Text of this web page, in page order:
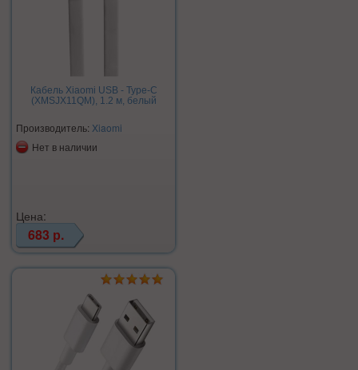
Кабель Xiaomi USB - Type-C
(XMSJX11QM), 1.2 м, белый
Производитель: Xiaomi
Нет в наличии
Цена:
683 р.